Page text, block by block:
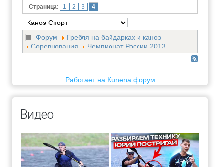
Страница: 1 2 3 4
Форум
Гребля на байдарках и каноэ
Соревнования
Чемпионат России 2013
Работает на Kunena форум
Видео